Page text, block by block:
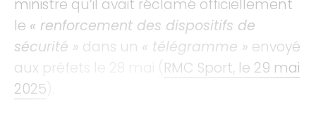
ministre qu’il avait réclamé officiellement
le « renforcement des dispositifs de
sécurité » dans un « télégramme » envoyé
aux préfets le 28 mai ( RMC Sport, le 29 mai
2025